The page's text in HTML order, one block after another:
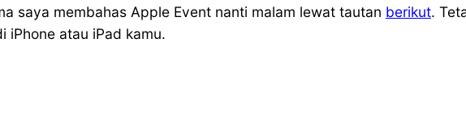
saya membahas Apple Event nanti malam lewat tautan berikut.
iPhone atau iPad kamu.